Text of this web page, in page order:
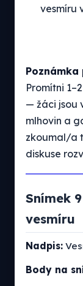
vesmíru
Promítni
— žáci jsou
mlhovin a
zkoumal/a
diskuse
Snímek
vesmíru
Nadpis:
Body na